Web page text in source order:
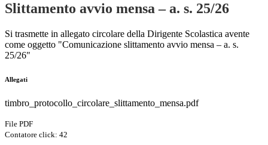
Slittamento avvio mensa – a. s. 25/26
Si trasmette in allegato circolare della Dirigente Scolastica avente
come oggetto "Comunicazione slittamento avvio mensa – a. s.
25/26"
Allegati
timbro_protocollo_circolare_slittamento_mensa.pdf
File PDF
Contatore click: 42